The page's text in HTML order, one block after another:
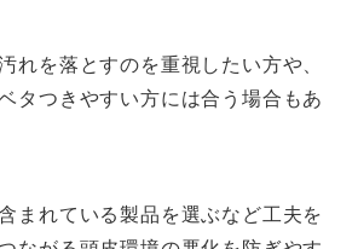
れを落とすのを重視したい方や、
タつきやすい方には合う場合もあ
まれている製品を選ぶなど工夫を